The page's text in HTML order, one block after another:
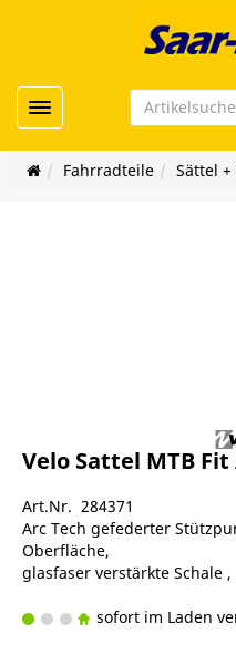
Toggle navigation
Fahrradteile Sättel
Velo Sattel MTB
Art.Nr. 284371
Arc Tech gefederter
Oberfläche,
glasfaser verstärkte Schale
sofort im Laden